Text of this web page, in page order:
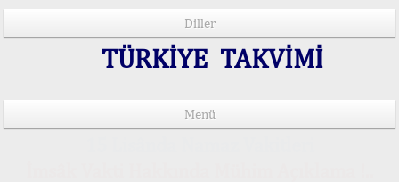
Diller
TÜRKİYE TAKVİMİ
Menü